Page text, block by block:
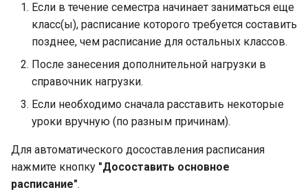
Если в течение семестра начинает заниматься еще
класс(ы), расписание которого требуется составить
позднее, чем расписание для остальных классов.
После занесения дополнительной нагрузки в
справочник нагрузки.
Если необходимо сначала расставить некоторые
уроки вручную (по разным причинам).
Для автоматического досоставления расписания
нажмите кнопку "Досоставить основное
расписание".